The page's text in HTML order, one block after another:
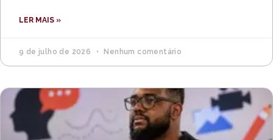
LER MAIS »
9 de julho de 2026 Nenhum comentário